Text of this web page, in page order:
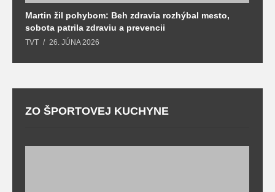
Martin žil pohybom: Beh zdravia rozhýbal mesto,
sobota patrila zdraviu a prevencii
TVT 26. JÚNA 2026
ZO ŠPORTOVEJ KUCHYNE